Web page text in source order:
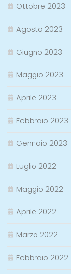
Ottobre 2023
Agosto 2023
Giugno 2023
Maggio 2023
Aprile 2023
Febbraio 2023
Gennaio 2023
Luglio 2022
Maggio 2022
Aprile 2022
Marzo 2022
Febbraio 2022